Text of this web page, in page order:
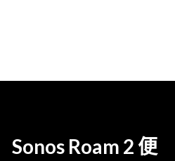
Roam 2 便